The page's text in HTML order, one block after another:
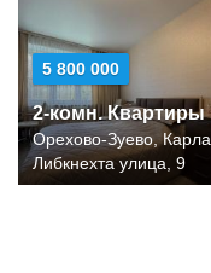
5 800 000
2-комн. Квартиры
Орехово-Зуево, Карла
Либкнехта улица, 9